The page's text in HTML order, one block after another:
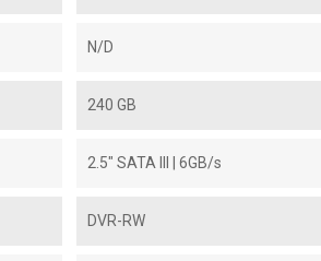
N/D
240 GB
2.5" SATA III | 6GB/s
DVR-RW